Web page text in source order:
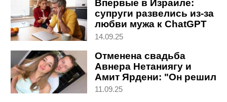
Впервые в Израиле:
супруги развелись из-за
любви мужа к ChatGPT
14.09.25
Отменена свадьба
Авнера Нетаниягу и
Амит Ярдени: "Он решил
взять перерыв"
11.09.25